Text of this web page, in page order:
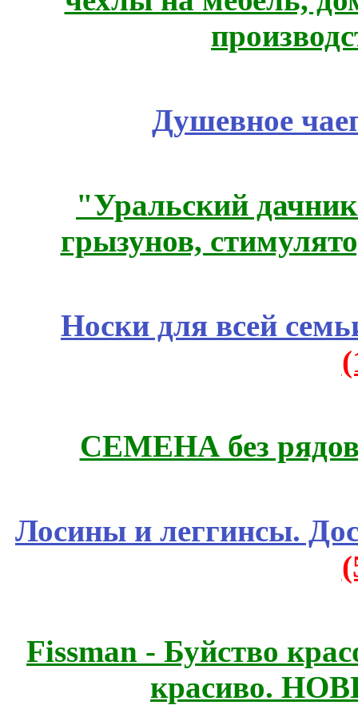
Душевное
"Уральский
грызунов,
Носки для всей
СЕМЕНА без
Лосины и леггинсы.
Fissmаn - Буйство
красиво.